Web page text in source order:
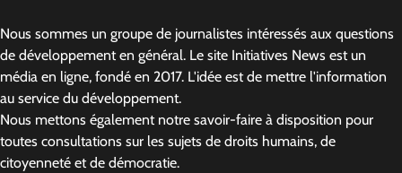
Nous sommes un groupe de journalistes intéressés aux questions
de développement en général. Le site Initiatives News est un
média en ligne, fondé en 2017. L'idée est de mettre l'information
au service du développement.
Nous mettons également notre savoir-faire à disposition pour
toutes consultations sur les sujets de droits humains, de
citoyenneté et de démocratie.